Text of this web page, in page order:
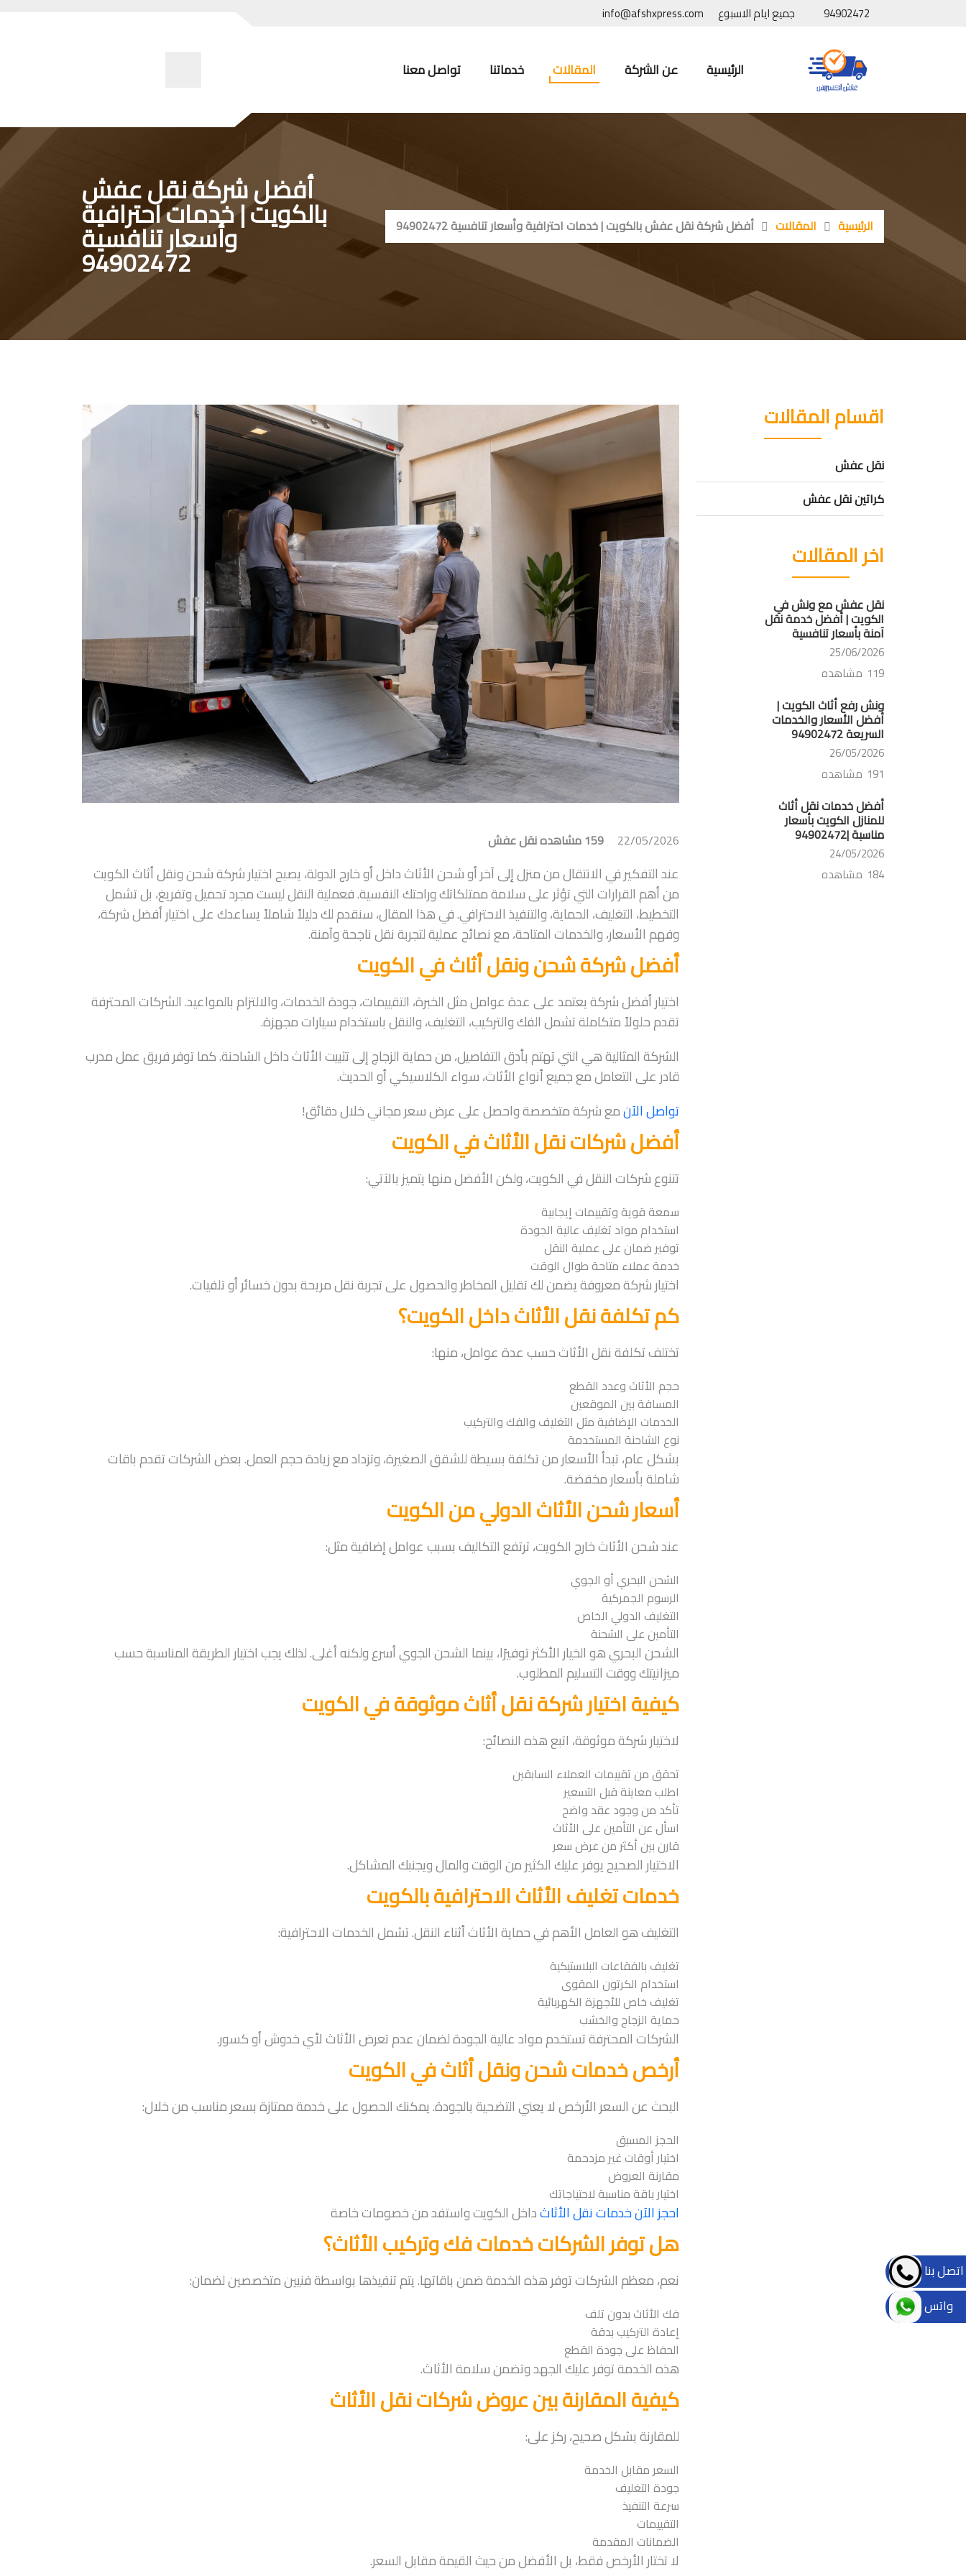
94902472 جميع ايام الاسبوع info@afshxpress.com
الرئيسية عن الشركة المقالات خدماتنا تواصل معنا
أفضل شركة نقل عفش
بالكويت | خدمات احترافية
وأسعار تنافسية
94902472
الرئيسية المقالات أفضل شركة نقل عفش بالكويت | خدمات احترافية وأسعار تنافسية 94902472
اقسام المقالات
نقل عفش
كراتين نقل عفش
اخر المقالات
نقل عفش مع ونش في
الكويت | أفضل خدمة نقل
آمنة بأسعار تنافسية
25/06/2026
119 مشاهده
ونش رفع أثاث الكويت |
أفضل الأسعار والخدمات
السريعة 94902472
26/05/2026
191 مشاهده
أفضل خدمات نقل أثاث
للمنازل الكويت بأسعار
مناسبة |94902472
24/05/2026
184 مشاهده
22/05/2026 159 مشاهده نقل عفش
عند التفكير في الانتقال من منزل إلى آخر أو شحن الأثاث داخل أو خارج الدولة، يصبح اختيار شركة شحن ونقل أثاث الكويت
من أهم القرارات التي تؤثر على سلامة ممتلكاتك وراحتك النفسية. فعملية النقل ليست مجرد تحميل وتفريغ، بل تشمل
التخطيط، التغليف، الحماية، والتنفيذ الاحترافي. في هذا المقال، سنقدم لك دليلاً شاملاً يساعدك على اختيار أفضل شركة،
وفهم الأسعار، والخدمات المتاحة، مع نصائح عملية لتجربة نقل ناجحة وآمنة.
أفضل شركة شحن ونقل أثاث في الكويت
اختيار أفضل شركة يعتمد على عدة عوامل مثل الخبرة، التقييمات، جودة الخدمات، والالتزام بالمواعيد. الشركات المحترفة
تقدم حلولاً متكاملة تشمل الفك والتركيب، التغليف، والنقل باستخدام سيارات مجهزة.
الشركة المثالية هي التي تهتم بأدق التفاصيل، من حماية الزجاج إلى تثبيت الأثاث داخل الشاحنة. كما توفر فريق عمل مدرب
قادر على التعامل مع جميع أنواع الأثاث، سواء الكلاسيكي أو الحديث.
تواصل الآنمع شركة متخصصة واحصل على عرض سعر مجاني خلال دقائق!
أفضل شركات نقل الأثاث في الكويت
تتنوع شركات النقل في الكويت، ولكن الأفضل منها يتميز بالآتي:
سمعة قوية وتقييمات إيجابية
استخدام مواد تغليف عالية الجودة
توفير ضمان على عملية النقل
خدمة عملاء متاحة طوال الوقت
اختيار شركة معروفة يضمن لك تقليل المخاطر والحصول على تجربة نقل مريحة بدون خسائر أو تلفيات.
كم تكلفة نقل الأثاث داخل الكويت؟
تختلف تكلفة نقل الأثاث حسب عدة عوامل، منها:
حجم الأثاث وعدد القطع
المسافة بين الموقعين
الخدمات الإضافية مثل التغليف والفك والتركيب
نوع الشاحنة المستخدمة
بشكل عام، تبدأ الأسعار من تكلفة بسيطة للشقق الصغيرة، وتزداد مع زيادة حجم العمل. بعض الشركات تقدم باقات
شاملة بأسعار مخفضة.
أسعار شحن الأثاث الدولي من الكويت
عند شحن الأثاث خارج الكويت، ترتفع التكاليف بسبب عوامل إضافية مثل:
الشحن البحري أو الجوي
الرسوم الجمركية
التغليف الدولي الخاص
التأمين على الشحنة
الشحن البحري هو الخيار الأكثر توفيرًا، بينما الشحن الجوي أسرع ولكنه أغلى. لذلك يجب اختيار الطريقة المناسبة حسب
ميزانيتك ووقت التسليم المطلوب.
كيفية اختيار شركة نقل أثاث موثوقة في الكويت
لاختيار شركة موثوقة، اتبع هذه النصائح:
تحقق من تقييمات العملاء السابقين
اطلب معاينة قبل التسعير
تأكد من وجود عقد واضح
اسأل عن التأمين على الأثاث
قارن بين أكثر من عرض سعر
الاختيار الصحيح يوفر عليك الكثير من الوقت والمال ويجنبك المشاكل.
خدمات تغليف الأثاث الاحترافية بالكويت
التغليف هو العامل الأهم في حماية الأثاث أثناء النقل. تشمل الخدمات الاحترافية:
تغليف بالفقاعات البلاستيكية
استخدام الكرتون المقوى
تغليف خاص للأجهزة الكهربائية
حماية الزجاج والخشب
الشركات المحترفة تستخدم مواد عالية الجودة لضمان عدم تعرض الأثاث لأي خدوش أو كسور.
أرخص خدمات شحن ونقل أثاث في الكويت
البحث عن السعر الأرخص لا يعني التضحية بالجودة. يمكنك الحصول على خدمة ممتازة بسعر مناسب من خلال:
الحجز المسبق
اختيار أوقات غير مزدحمة
مقارنة العروض
اختيار باقة مناسبة لاحتياجاتك
احجز الآن خدمات نقل الأثاثداخل الكويت واستفد من خصومات خاصة
هل توفر الشركات خدمات فك وتركيب الأثاث؟
نعم، معظم الشركات توفر هذه الخدمة ضمن باقاتها. يتم تنفيذها بواسطة فنيين متخصصين لضمان:
فك الأثاث بدون تلف
إعادة التركيب بدقة
الحفاظ على جودة القطع
هذه الخدمة توفر عليك الجهد وتضمن سلامة الأثاث.
كيفية المقارنة بين عروض شركات نقل الأثاث
للمقارنة بشكل صحيح، ركز على:
السعر مقابل الخدمة
جودة التغليف
سرعة التنفيذ
التقييمات
الضمانات المقدمة
لا تختار الأرخص فقط، بل الأفضل من حيث القيمة مقابل السعر.
اتصل بنا
واتس